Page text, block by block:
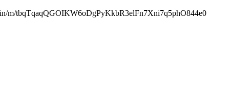
m/tbqTqaqQGOIKW6oDgPyKkbR3elFn7Xni7q5phO844e0